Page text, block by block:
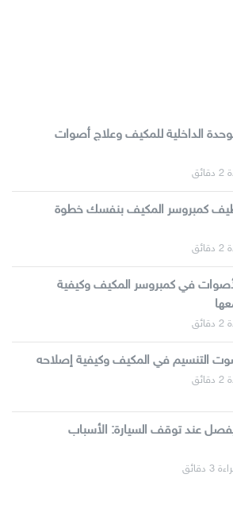
الداخلية للمكيف وعلاج أصوات
كمبروسر المكيف بنفسك خطوة
في كمبروسر المكيف وكيفية
التنسيم في المكيف وكيفية إصلاحه
عند توقف السيارة: الأسباب